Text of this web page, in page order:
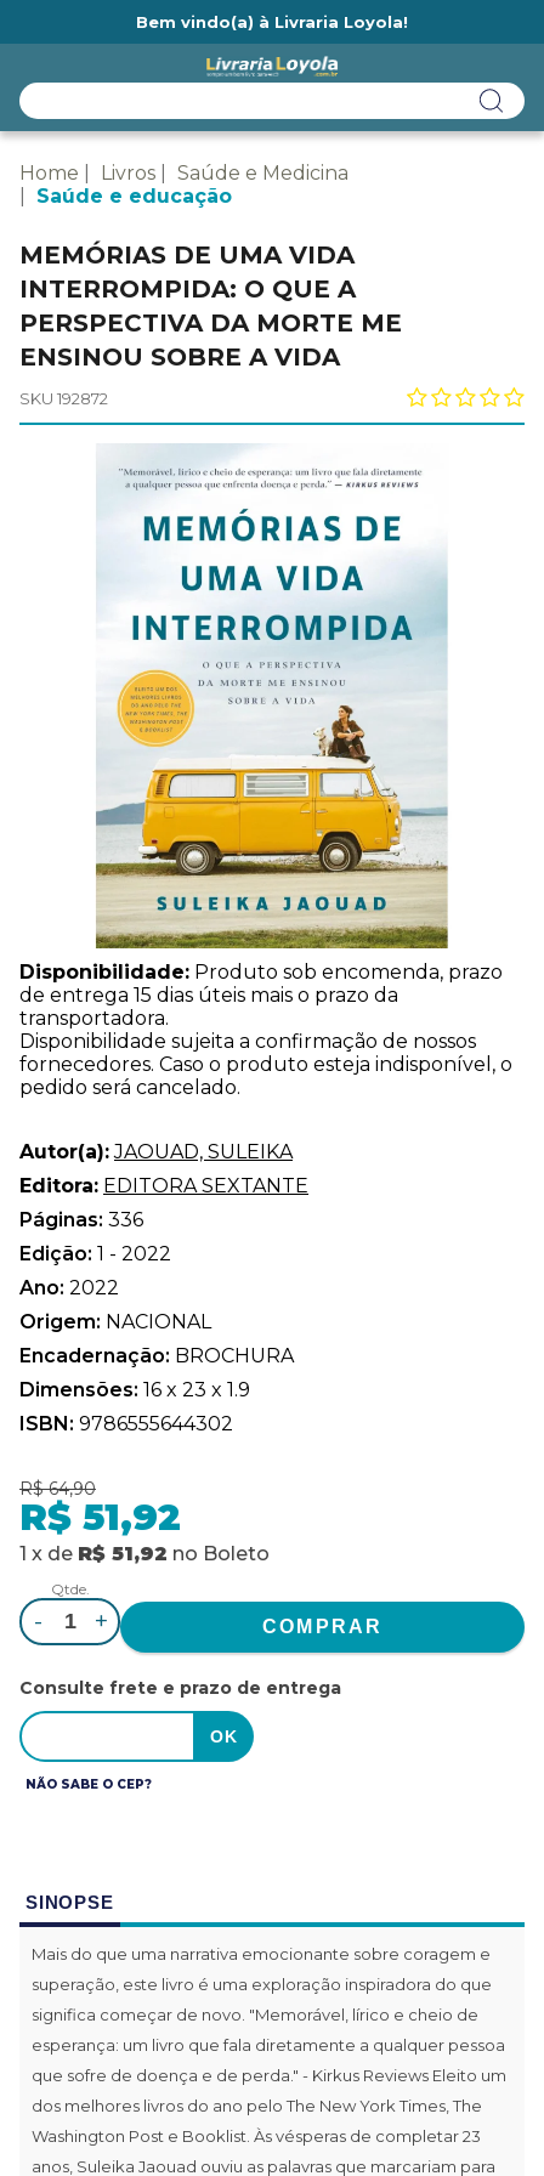
Bem vindo(a) à Livraria Loyola!
Home Livros
Saúde e Medicina
Saúde e educação
MEMÓRIAS DE UMA VIDA
INTERROMPIDA: O QUE A
PERSPECTIVA DA MORTE ME
ENSINOU SOBRE A VIDA
SKU 192872
Disponibilidade: Produto sob encomenda, prazo
de entrega 15 dias úteis mais o prazo da
transportadora.
Disponibilidade sujeita a confirmação de nossos
fornecedores. Caso o produto esteja indisponível, o
pedido será cancelado.
Autor(a): JAOUAD, SULEIKA
Editora: EDITORA SEXTANTE
Páginas: 336
Edição: 1 - 2022
Ano: 2022
Origem: NACIONAL
Encadernação: BROCHURA
Dimensões: 16 x 23 x 1.9
ISBN: 9786555644302
R$ 64,90
R$ 51,92
1 x de R$ 51,92 no Boleto
Qtde.
- +
Consulte frete e prazo de entrega
NÃO SABE O CEP?
SINOPSE
Mais do que uma narrativa emocionante sobre coragem e
superação, este livro é uma exploração inspiradora do que
significa começar de novo. "Memorável, lírico e cheio de
esperança: um livro que fala diretamente a qualquer pessoa
que sofre de doença e de perda." - Kirkus Reviews Eleito um
dos melhores livros do ano pelo The New York Times, The
Washington Post e Booklist. Às vésperas de completar 23
anos, Suleika Jaouad ouviu as palavras que marcariam para